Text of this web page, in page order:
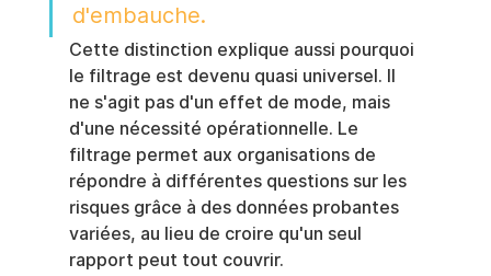
d'embauche.
Cette distinction explique aussi pourquoi
le filtrage est devenu quasi universel. Il
ne s'agit pas d'un effet de mode, mais
d'une nécessité opérationnelle. Le
filtrage permet aux organisations de
répondre à différentes questions sur les
risques grâce à des données probantes
variées, au lieu de croire qu'un seul
rapport peut tout couvrir.